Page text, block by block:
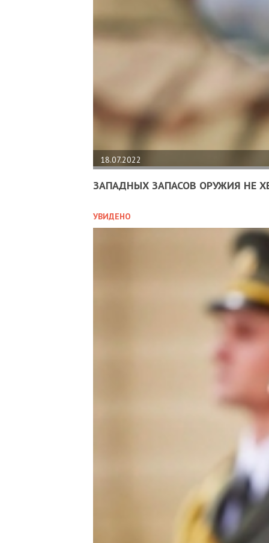
18.07.2022
ЗАПАДНЫХ ЗАПАСОВ ОРУЖИЯ НЕ
УВИДЕНО